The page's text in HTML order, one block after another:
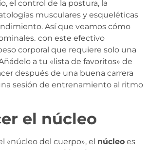
el control de la postura, la
musculares y esqueléticas
Así que veamos cómo
con este efectivo
corporal que requiere solo una
a tu «lista de favoritos» de
después de una buena carrera
sesión de entrenamiento al ritmo
el núcleo
«núcleo del cuerpo», el núcleo es